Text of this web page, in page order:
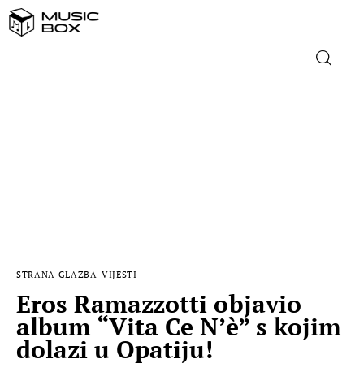
MUSIC BOX
STRANA GLAZBA VIJESTI
Eros Ramazzotti objavio
album “Vita Ce N’è” s kojim
dolazi u Opatiju!